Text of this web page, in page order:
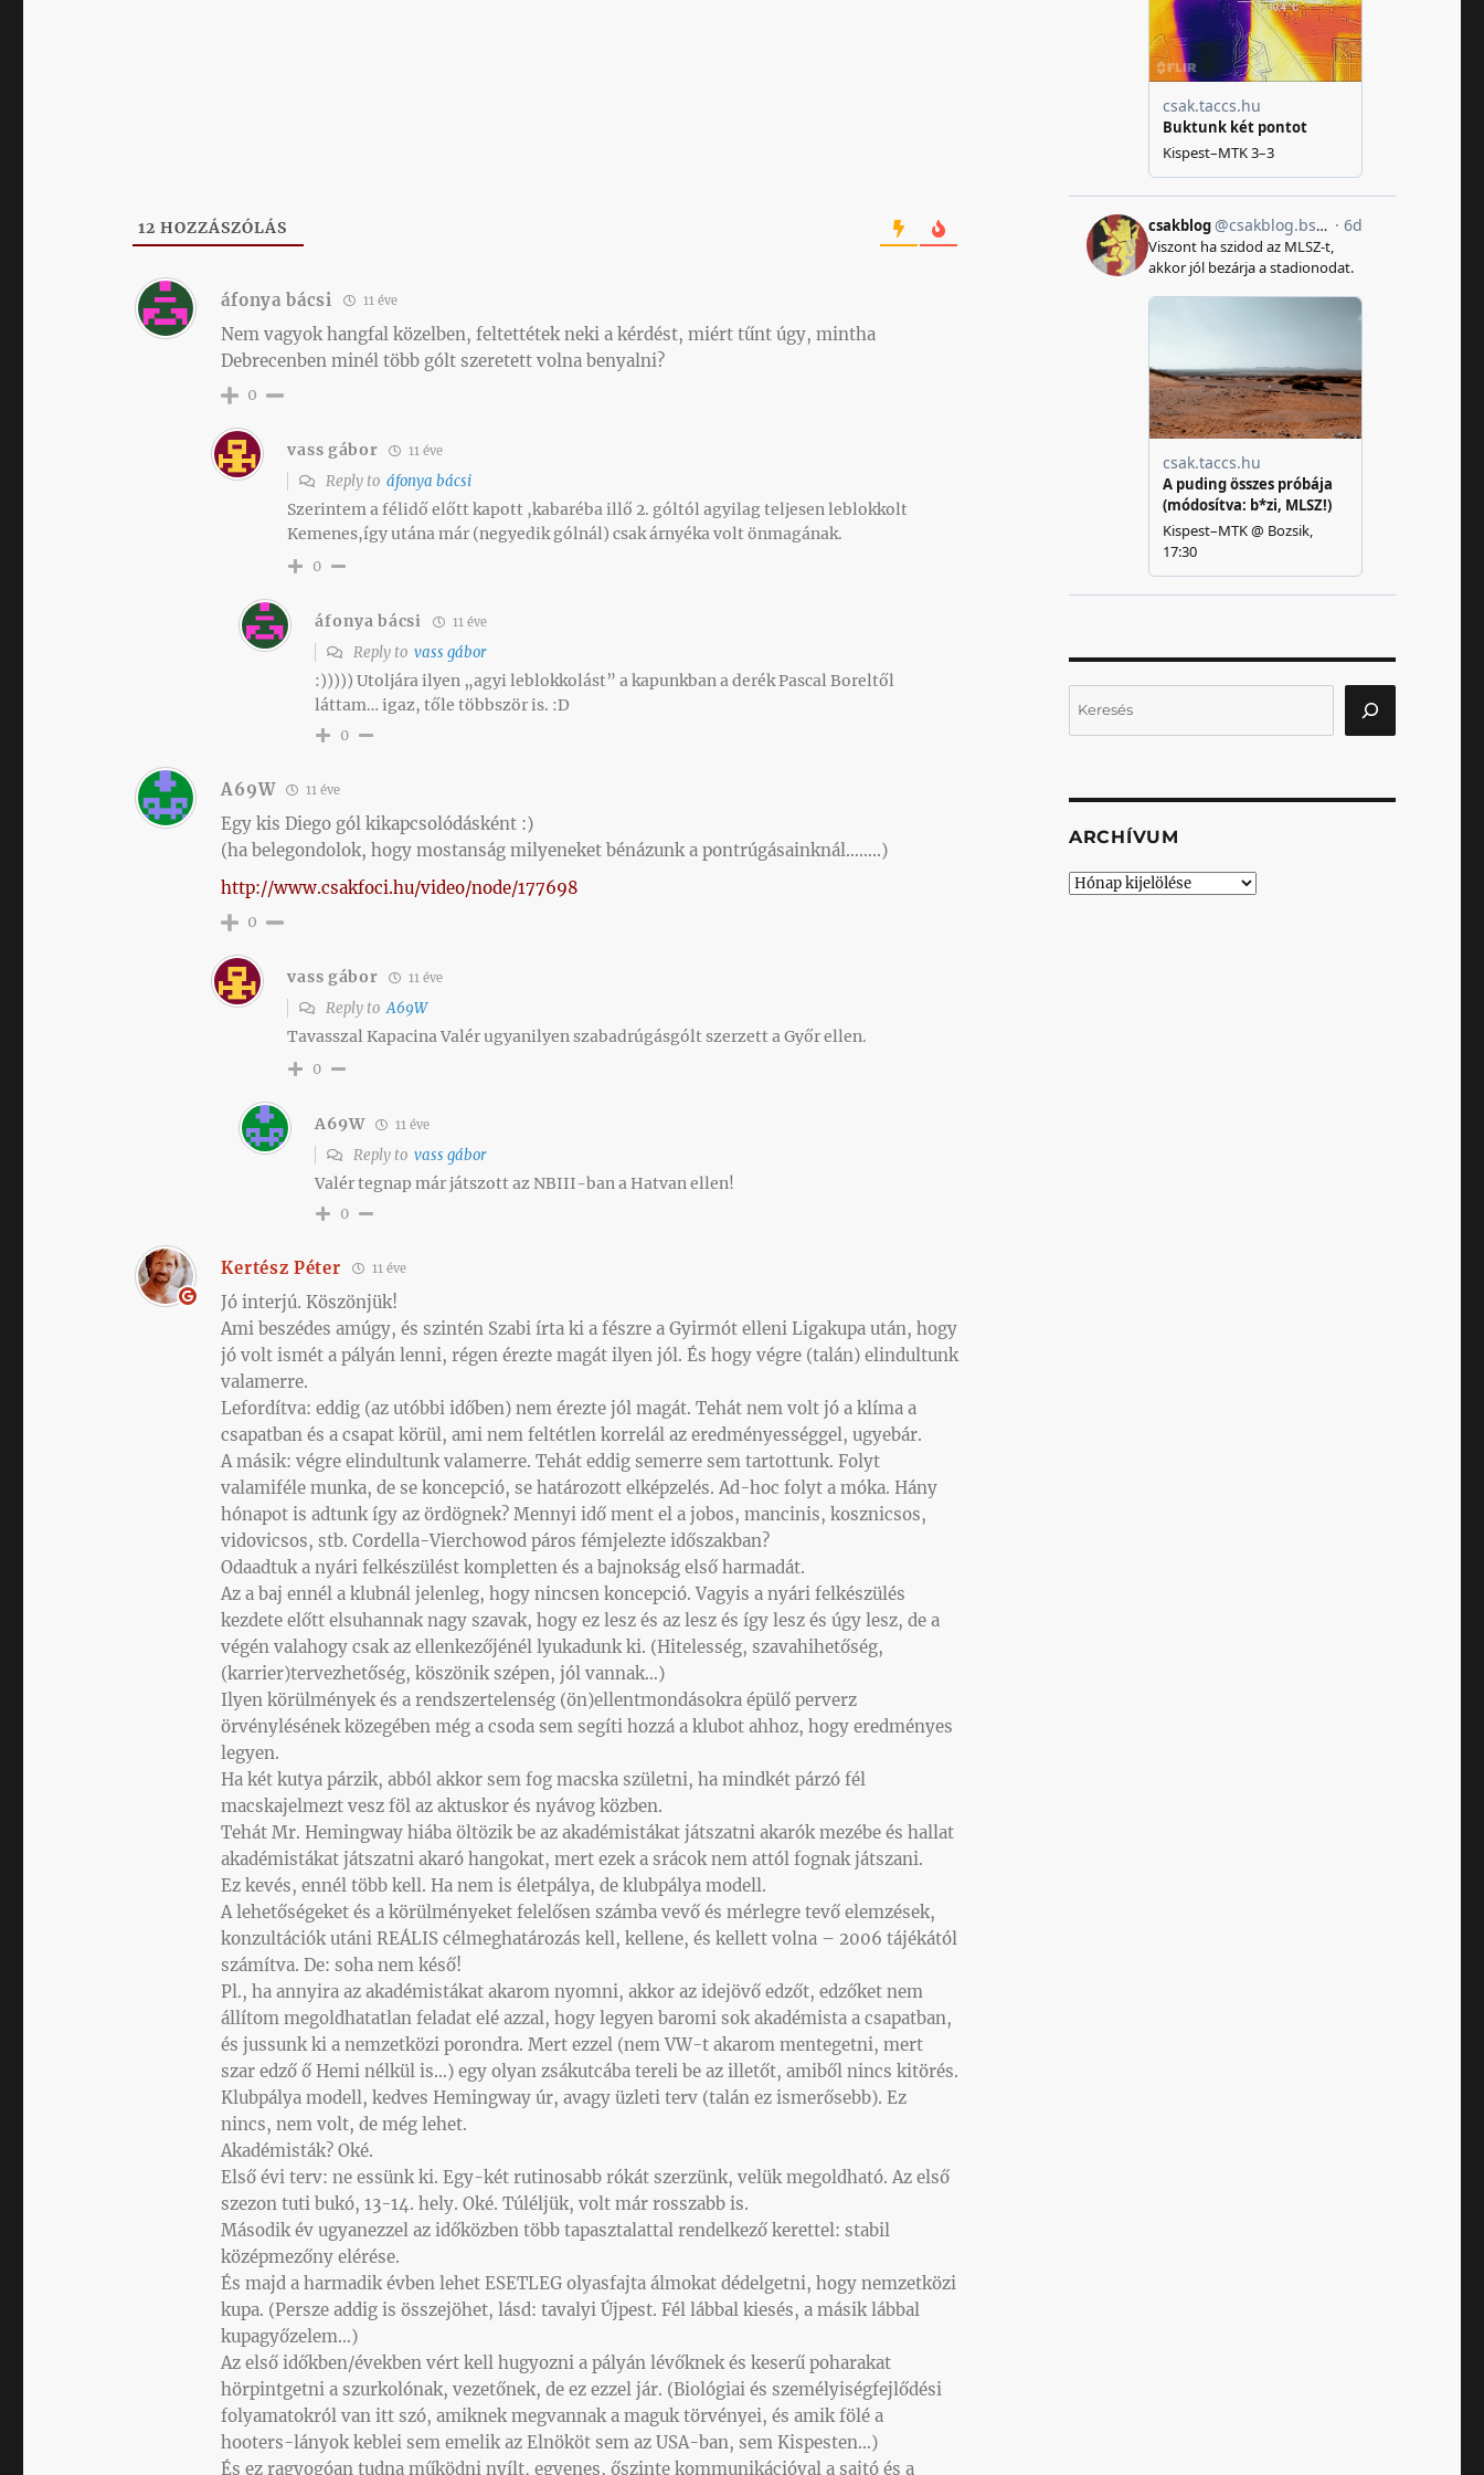
12 HOZZÁSZÓLÁS
áfonya bácsi 11 éve
Nem vagyok hangfal közelben, feltettétek neki a kérdést, miért tűnt úgy, mintha
Debrecenben minél több gólt szeretett volna benyalni?
0
vass gábor 11 éve
Reply toáfonya bácsi
Szerintem a félidő előtt kapott ,kabaréba illő 2. góltól agyilag teljesen leblokkolt
Kemenes,így utána már (negyedik gólnál) csak árnyéka volt önmagának.
0
áfonya bácsi 11 éve
Reply tovass gábor
:))))) Utoljára ilyen „agyi leblokkolást” a kapunkban a derék Pascal Boreltől
láttam… igaz, tőle többször is. :D
0
A69W 11 éve
Egy kis Diego gól kikapcsolódásként :)
(ha belegondolok, hogy mostanság milyeneket bénázunk a pontrúgásainknál……..)
http://www.csakfoci.hu/video/node/177698
0
vass gábor 11 éve
Reply toA69W
Tavasszal Kapacina Valér ugyanilyen szabadrúgásgólt szerzett a Győr ellen.
0
A69W 11 éve
Reply tovass gábor
Valér tegnap már játszott az NBIII-ban a Hatvan ellen!
0
Kertész Péter 11 éve
Jó interjú. Köszönjük!
Ami beszédes amúgy, és szintén Szabi írta ki a fészre a Gyirmót elleni Ligakupa után, hogy
jó volt ismét a pályán lenni, régen érezte magát ilyen jól. És hogy végre (talán) elindultunk
valamerre.
Lefordítva: eddig (az utóbbi időben) nem érezte jól magát. Tehát nem volt jó a klíma a
csapatban és a csapat körül, ami nem feltétlen korrelál az eredményességgel, ugyebár.
A másik: végre elindultunk valamerre. Tehát eddig semerre sem tartottunk. Folyt
valamiféle munka, de se koncepció, se határozott elképzelés. Ad-hoc folyt a móka. Hány
hónapot is adtunk így az ördögnek? Mennyi idő ment el a jobos, mancinis, kosznicsos,
vidovicsos, stb. Cordella-Vierchowod páros fémjelezte időszakban?
Odaadtuk a nyári felkészülést kompletten és a bajnokság első harmadát.
Az a baj ennél a klubnál jelenleg, hogy nincsen koncepció. Vagyis a nyári felkészülés
kezdete előtt elsuhannak nagy szavak, hogy ez lesz és az lesz és így lesz és úgy lesz, de a
végén valahogy csak az ellenkezőjénél lyukadunk ki. (Hitelesség, szavahihetőség,
(karrier)tervezhetőség, köszönik szépen, jól vannak…)
Ilyen körülmények és a rendszertelenség (ön)ellentmondásokra épülő perverz
örvénylésének közegében még a csoda sem segíti hozzá a klubot ahhoz, hogy eredményes
legyen.
Ha két kutya párzik, abból akkor sem fog macska születni, ha mindkét párzó fél
macskajelmezt vesz föl az aktuskor és nyávog közben.
Tehát Mr. Hemingway hiába öltözik be az akadémistákat játszatni akarók mezébe és hallat
akadémistákat játszatni akaró hangokat, mert ezek a srácok nem attól fognak játszani.
Ez kevés, ennél több kell. Ha nem is életpálya, de klubpálya modell.
A lehetőségeket és a körülményeket felelősen számba vevő és mérlegre tevő elemzések,
konzultációk utáni REÁLIS célmeghatározás kell, kellene, és kellett volna – 2006 tájékától
számítva. De: soha nem késő!
Pl., ha annyira az akadémistákat akarom nyomni, akkor az idejövő edzőt, edzőket nem
állítom megoldhatatlan feladat elé azzal, hogy legyen baromi sok akadémista a csapatban,
és jussunk ki a nemzetközi porondra. Mert ezzel (nem VW-t akarom mentegetni, mert
szar edző ő Hemi nélkül is…) egy olyan zsákutcába tereli be az illetőt, amiből nincs kitörés.
Klubpálya modell, kedves Hemingway úr, avagy üzleti terv (talán ez ismerősebb). Ez
nincs, nem volt, de még lehet.
Akadémisták? Oké.
Első évi terv: ne essünk ki. Egy-két rutinosabb rókát szerzünk, velük megoldható. Az első
szezon tuti bukó, 13-14. hely. Oké. Túléljük, volt már rosszabb is.
Második év ugyanezzel az időközben több tapasztalattal rendelkező kerettel: stabil
középmezőny elérése.
És majd a harmadik évben lehet ESETLEG olyasfajta álmokat dédelgetni, hogy nemzetközi
kupa. (Persze addig is összejöhet, lásd: tavalyi Újpest. Fél lábbal kiesés, a másik lábbal
kupagyőzelem…)
Az első időkben/években vért kell hugyozni a pályán lévőknek és keserű poharakat
hörpintgetni a szurkolónak, vezetőnek, de ez ezzel jár. (Biológiai és személyiségfejlődési
folyamatokról van itt szó, amiknek megvannak a maguk törvényei, és amik fölé a
hooters-lányok keblei sem emelik az Elnököt sem az USA-ban, sem Kispesten…)
És ez ragyogóan tudna működni nyílt, egyenes, őszinte kommunikációval a sajtó és a
ARCHÍVUM
Archívum